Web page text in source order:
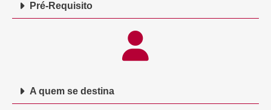
Pré-Requisito
A quem se destina